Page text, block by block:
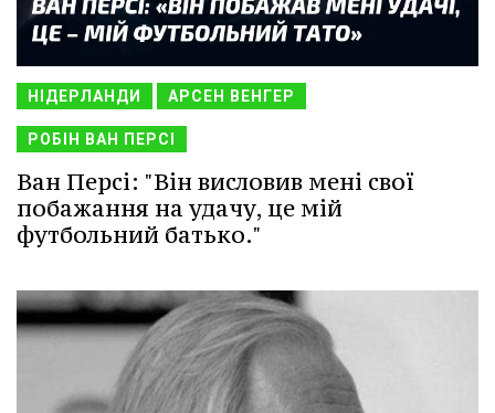
НІДЕРЛАНДИ АРСЕН ВЕНГЕР
РОБІН ВАН ПЕРСІ
Ван Персі: "Він висловив мені свої
побажання на удачу, це мій
футбольний батько."